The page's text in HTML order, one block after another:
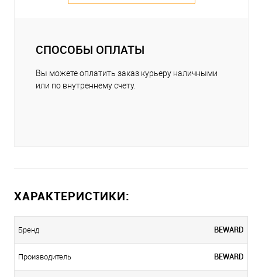
СПОСОБЫ ОПЛАТЫ
Вы можете оплатить заказ курьеру наличными
или по внутреннему счету.
ХАРАКТЕРИСТИКИ:
Бренд BEWARD
Производитель BEWARD